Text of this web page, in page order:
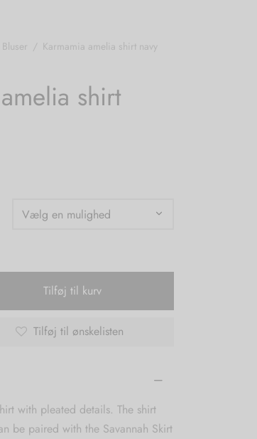
Bluser / Karmamia amelia shirt navy
shirt
Tilføj til kurv
Tilføj til ønskelisten
with pleated details. The shirt
be paired with the Savannah Skirt